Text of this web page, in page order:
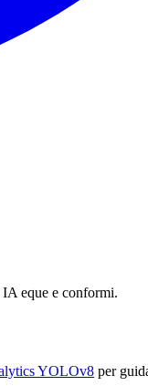
eque e conformi.
YOLOv8 per